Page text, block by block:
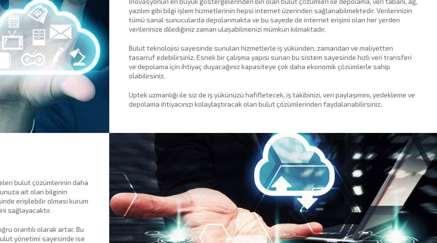
yazılım gibi bilgi işlem hizmetlerinin hepsi internet üzerinden sağlanabilmektedir. Verilerinizin
tümü sanal sunucularda depolanmakta ve bu sayede de internet erişimi olan her yerden
verilerinize dilediğiniz zaman ulaşabilmenizi mümkün kılmaktadır.
Bulut teknolojisi sayesinde sunulan hizmetlerle iş yükünden, zamandan ve maliyetten
tasarruf edebilirsiniz. Esnek bir çalışma yapısı sunan bu sistem sayesinde hızlı veri transferi
ve depolama için ihtiyaç duyacağınız kapasiteye çok daha ekonomik çözümlerle sahip
olabilirsiniz.
Uptek uzmanlığı ile siz de iş yükünüzü hafifletecek, iş takibinizi, veri paylaşımını, yedekleme ve
depolama ihtiyacınızı kolaylaştıracak olan bulut çözümlerinden faydalanabilirsiniz.
bulut çözümlerinin daha
ait olan bilginin
erişilebilir olması kurum
sağlayacaktır.
orantılı olarak artar. Bu
yönetimi sayesinde ise